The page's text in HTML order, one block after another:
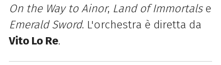
On the Way to Ainor, Land of Immortalse
Emerald Sword. L'orchestra è diretta da
Vito Lo Re.